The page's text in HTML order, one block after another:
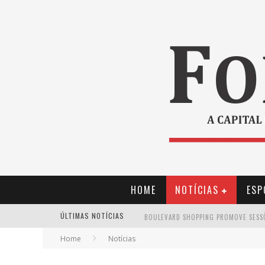
HOME NOTÍCIAS
ÚLTIMAS NOTÍCIAS
Home Notícias